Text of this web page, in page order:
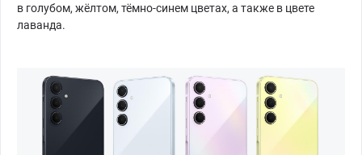
в голубом, жёлтом, тёмно-синем цветах, а также в цвете
лаванда.